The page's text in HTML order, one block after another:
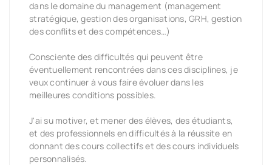
dans le domaine du management (management
stratégique, gestion des organisations, GRH, gestion
des conflits et des compétences…)
Consciente des difficultés qui peuvent être
éventuellement rencontrées dans ces disciplines, je
veux continuer à vous faire évoluer dans les
meilleures conditions possibles.
J'ai su motiver, et mener des élèves, des étudiants,
et des professionnels en difficultés à la réussite en
donnant des cours collectifs et des cours individuels
personnalisés.